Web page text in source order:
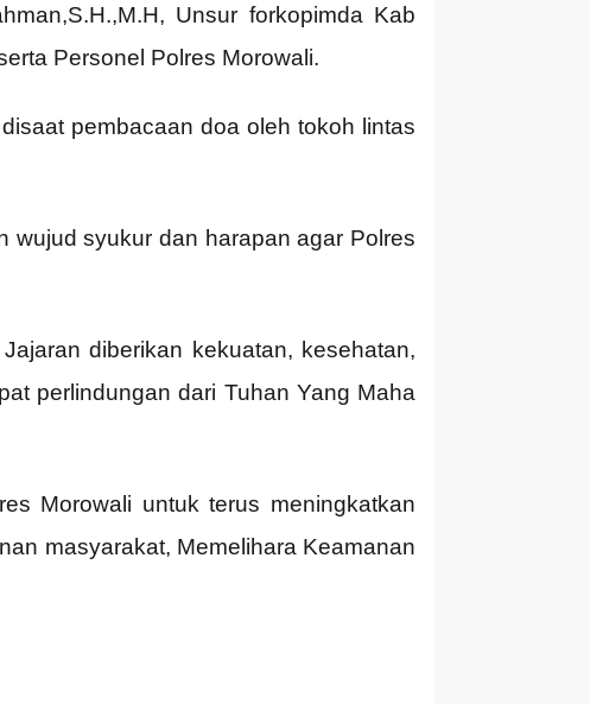
Unsur forkopimda Kab
Personel Polres Morowali.
pembacaan doa oleh tokoh lintas
wujud syukur dan harapan agar Polres
diberikan kekuatan, kesehatan,
perlindungan dari Tuhan Yang Maha
Morowali untuk terus meningkatkan
masyarakat, Memelihara Keamanan